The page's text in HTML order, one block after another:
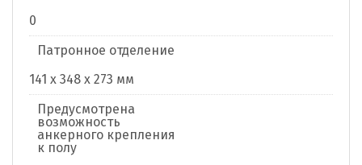
0
Патронное отделение
141 x 348 x 273 мм
Предусмотрена
возможность
анкерного крепления
к полу